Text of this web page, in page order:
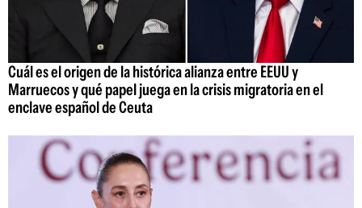
Cuál es el origen de la histórica alianza entre EEUU y
Marruecos y qué papel juega en la crisis migratoria en el
enclave español de Ceuta